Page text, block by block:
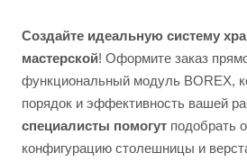
Создайте идеальную систему
мастерской! Оформите заказ
функциональный модуль BOREX,
порядок и эффективность вашей
специалисты помогут подобрать
конфигурацию столешницы и